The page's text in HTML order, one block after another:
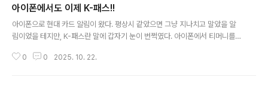
아이폰에서도 이제 K-패스!!
아이폰으로 현대 카드 알림이 왔다. 평상시 같았으면 그냥 지나치고 말았을 알
림이었을 테지만, K-패스란 말에 갑자기 눈이 번쩍였다. 아이폰에서 티머니를
설치도 하지 않았었다. 잠시 그 시점에 K-패스 관련해서 할 수 있는 방법은 없는
0 0 2025. 10. 22.